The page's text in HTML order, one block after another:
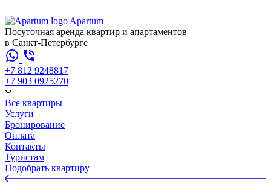
Apartum
Посуточная аренда квартир и апартаментов
в Санкт-Петербурге
+7 812 9248817
+7 903 0925270
Все квартиры
Услуги
Бронирование
Оплата
Контакты
Туристам
Подобрать квартиру